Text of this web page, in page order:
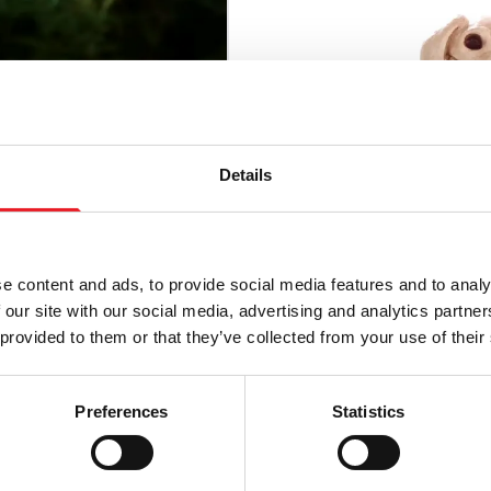
Details
content and ads, to provide social media features and to
site with our social media, advertising and analytics
to them or that they’ve collected from your use of
Preferences Statistics
Netzteile:
Netzadapter
Gebrauch
betrieben
können. Seien Sie
SpeicherWenn
sie vollständig
geeigneten
Dekoration
Halloween Dekoration